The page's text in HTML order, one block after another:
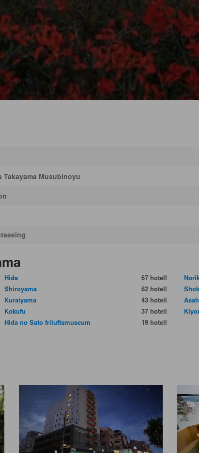
Takayama Musubinoyu
Hida
67 hotell
Shiroyama
62 hotell
Kuraiyama
43 hotell
Kokufu
37 hotell
Hida no Sato friluftsmuseum
19 hotell